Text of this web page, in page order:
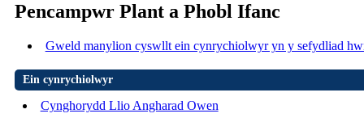
Pencampwr Plant a Phobl Ifanc
Gweld manylion cyswllt ein cynrychiolwyr yn y sefydliad
Ein cynrychiolwyr
Cynghorydd Llio Angharad Owen